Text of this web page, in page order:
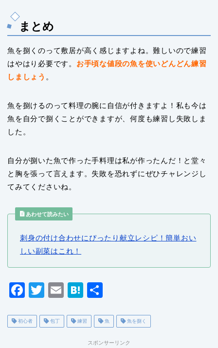
まとめ
魚を捌くのって敷居が高く感じますよね。難しいので練習
はやはり必要です。 お手頃な値段の魚を使いどんどん練習
しましょう 。
魚を捌けるのって料理の腕に自信が付きますよ！私も今は
魚を自分で捌くことができますが、何度も練習し失敗しま
した。
自分が捌いた魚で作った手料理は私が作ったんだ！と堂々
と胸を張って言えます。失敗を恐れずにぜひチャレンジし
てみてくださいね。
あわせて読みたい
刺身の付け合わせにぴったり献立レシピ！簡単おい
しい副菜はこれ！
F
c
T
tt
E
ai
H
e
n
初心者 包丁 練習 魚 魚を捌く
スポンサーリンク